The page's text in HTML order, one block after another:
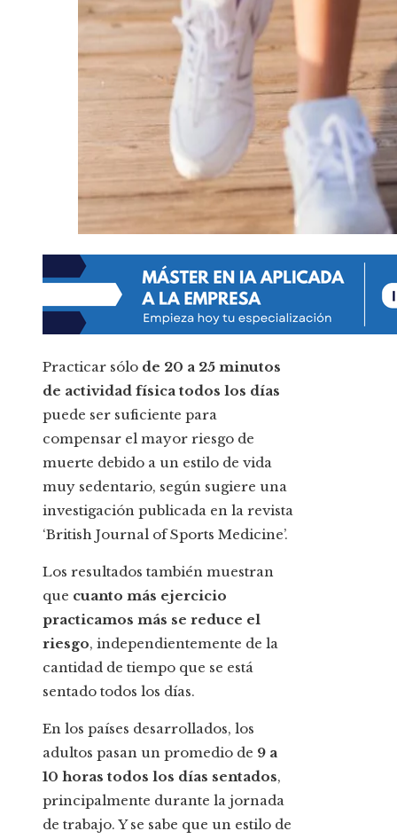
Practicar sólo de 20 a 25 minutos
de actividad física todos los días
puede ser suficiente para
compensar el mayor riesgo de
muerte debido a un estilo de vida
muy sedentario, según sugiere una
investigación publicada en la revista
‘British Journal of Sports Medicine’.
Los resultados también muestran
que cuanto más ejercicio
practicamos más se reduce el
riesgo, independientemente de la
cantidad de tiempo que se está
sentado todos los días.
En los países desarrollados, los
adultos pasan un promedio de 9 a
10 horas todos los días sentados,
principalmente durante la jornada
de trabajo. Y se sabe que un estilo de